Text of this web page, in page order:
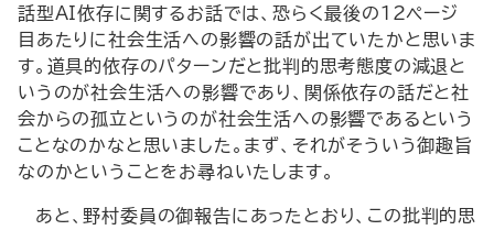
話型AI依存に関するお話では、恐らく最後の12ページ
目あたりに社会生活への影響の話が出ていたかと思いま
す。道具的依存のパターンだと批判的思考態度の減退と
いうのが社会生活への影響であり、関係依存の話だと社
会からの孤立というのが社会生活への影響であるという
ことなのかなと思いました。まず、それがそういう御趣旨
なのかということをお尋ねいたします。
あと、野村委員の御報告にあったとおり、この批判的思